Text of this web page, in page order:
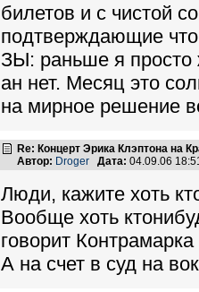
билетов и с чистой
подтверждающие
ЗЫ: раньше я просто
ан нет. Месяц это
на мирное решение
Re: Концерт Эрика Клэптона на
Автор: Droger Дата: 04.09.06
Люди, кажите хоть
Вообще хоть
говорит Контрамарка
А на счет в суд на